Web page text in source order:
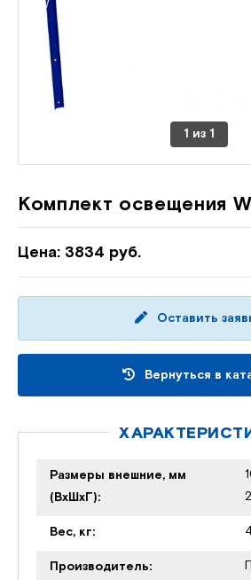
1 из 1
Комплект освещения W
Цена: 3834 руб.
Оставить
Вернуться в
Размеры внешние, мм
(ВхШхГ):
Вес, кг: 4
Производитель: